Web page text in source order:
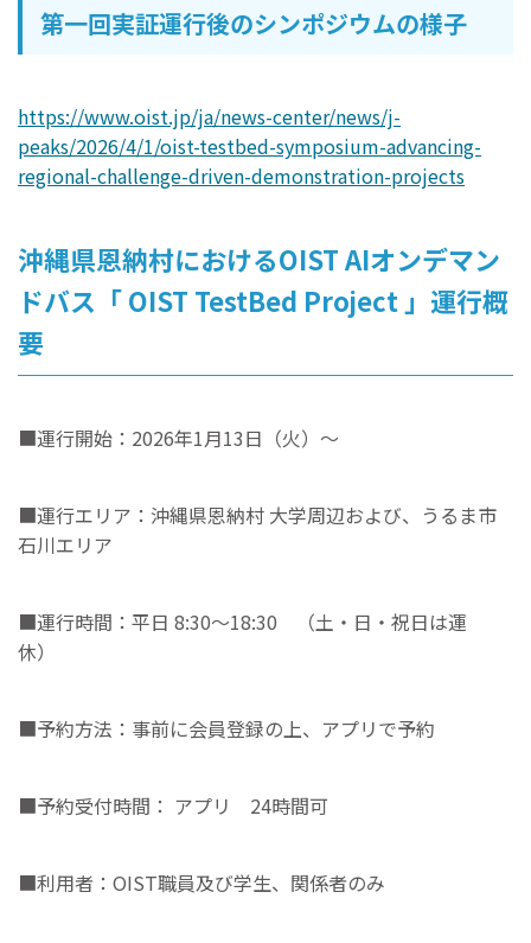
第一回実証運行後のシンポジウムの様子
https://www.oist.jp/ja/news-center/news/j-
peaks/2026/4/1/oist-testbed-symposium-advancing-
regional-challenge-driven-demonstration-projects
沖縄県恩納村におけるOIST AIオンデマン
ドバス「 OIST TestBed Project 」運行概
要
■運行開始：2026年1月13日（火）〜
■運行エリア：沖縄県恩納村 大学周辺および、うるま市
石川エリア
■運行時間：平日 8:30〜18:30 （土・日・祝日は運
休）
■予約方法：事前に会員登録の上、アプリで予約
■予約受付時間： アプリ 24時間可
■利用者：OIST職員及び学生、関係者のみ